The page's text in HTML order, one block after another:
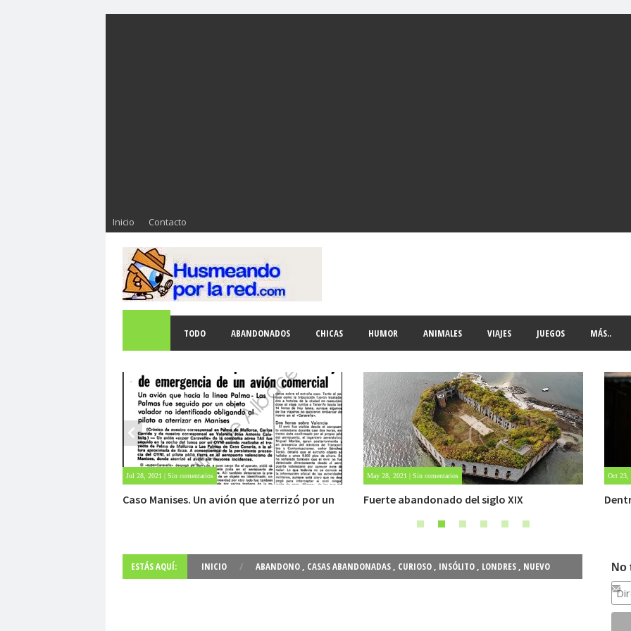
Inicio Contacto
TODO ABANDONADOS CHICAS HUMOR ANIMALES VIAJES JUEGOS MÁS..
May 28, 2021 | Sin comentarios
Fuerte abandonado del siglo XIX
Oct 23, 2020 | Sin comentarios
Dentro de un manicomio abandonado
Oct 22,
ESTÁS AQUÍ: INICIO / ABANDONO , CASAS ABANDONADAS , CURIOSO , INSÓLITO , LONDRES , NUEVO No